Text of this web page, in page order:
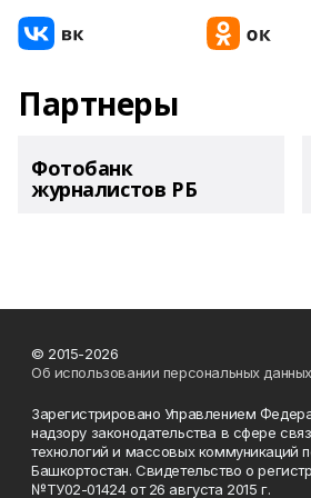
Партнеры
Фотобанк
журналистов РБ
© 2015-2026
Об использовании персональных данных
Зарегистрировано Управлением
надзору законодательства в сфере
технологий и массовых коммуникаций
Башкортостан. Свидетельство о
№ТУ02-01424 от 26 августа 2015 г.